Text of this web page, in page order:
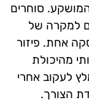
סוחרים
למקרה של
אחת. פיזור
מהיכולת
לעקוב אחרי
הצורך.